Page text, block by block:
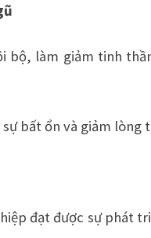
bộ, làm giảm tinh
bất ổn và giảm
đạt được sự phát